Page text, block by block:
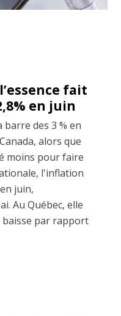
fait
en juin
des 3 % en
alors que
moins pour faire
l'inflation
juin,
Au Québec, elle
baisse par rapport